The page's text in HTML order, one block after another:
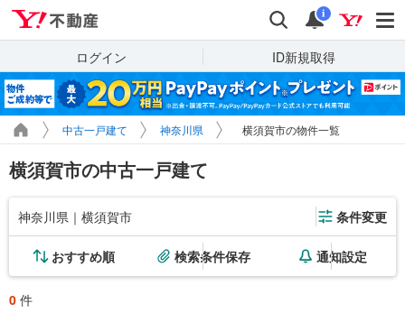
検索 通知
i
ログイン ID新規取得
中古一戸建て 神奈川県 横須賀市の物件一覧
横須賀市の中古一戸建て
神奈川県｜横須賀市 条件変更
おすすめ順 検索条件保存 通知設定
0 件